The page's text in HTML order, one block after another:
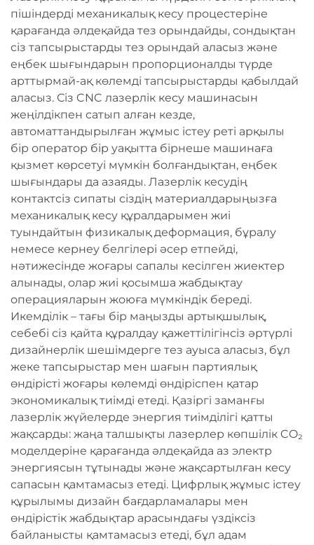
пішіндерді механикалық кесу процестеріне
қарағанда әлдеқайда тез орындайды, сондықтан
сіз тапсырыстарды тез орындай аласыз және
еңбек шығындарын пропорционалды түрде
арттырмай-ақ көлемді тапсырыстарды қабылдай
аласыз. Сіз CNC лазерлік кесу машинасын
жеңілдікпен сатып алған кезде,
автоматтандырылған жұмыс істеу реті арқылы
бір оператор бір уақытта бірнеше машинаға
қызмет көрсетуі мүмкін болғандықтан, еңбек
шығындары да азаяды. Лазерлік кесудің
контактсіз сипаты сіздің материалдарыңызға
механикалық кесу құралдарымен жиі
туындайтын физикалық деформация, бұралу
немесе кернеу белгілері әсер етпейді,
нәтижесінде жоғары сапалы кесілген жиектер
алынады, олар жиі қосымша жабдықтау
операцияларын жоюға мүмкіндік береді.
Икемділік – тағы бір маңызды артықшылық,
себебі сіз қайта құралдау қажеттілігінсіз әртүрлі
дизайнерлік шешімдерге тез ауыса аласыз, бұл
жеке тапсырыстар мен шағын партиялық
өндірісті жоғары көлемді өндіріспен қатар
экономикалық тиімді етеді. Қазіргі заманғы
лазерлік жүйелерде энергия тиімділігі қатты
жақсарды: жаңа талшықты лазерлер көпшілік CO₂
моделдеріне қарағанда әлдеқайда аз электр
энергиясын тұтынады және жақсартылған кесу
сапасын қамтамасыз етеді. Цифрлық жұмыс істеу
құрылымы дизайн бағдарламалары мен
өндірістік жабдықтар арасындағы үздіксіз
байланысты қамтамасыз етеді, бұл адам